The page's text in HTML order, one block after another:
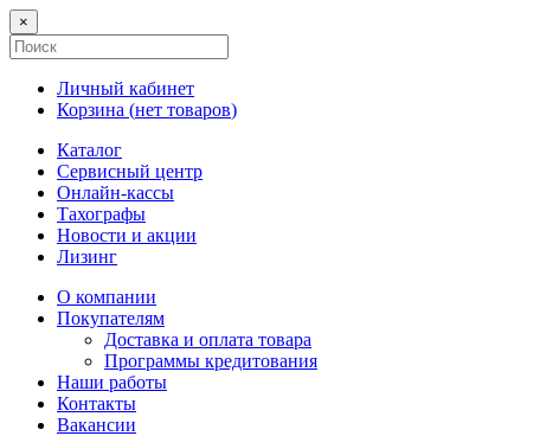
×
Личный кабинет
Корзина (нет товаров)
Каталог
Сервисный центр
Онлайн-кассы
Тахографы
Новости и акции
Лизинг
О компании
Покупателям
Доставка и оплата товара
Программы кредитования
Наши работы
Контакты
Вакансии